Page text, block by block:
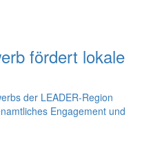
fördert lokale
der LEADER-Region
Engagement und